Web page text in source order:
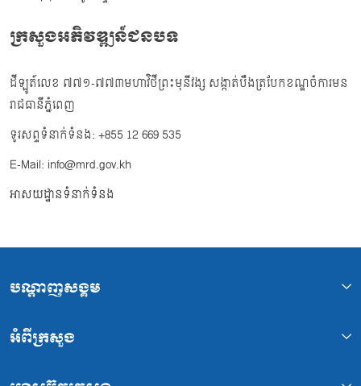
ក្រសួងអភិវឌ្ឍន៍ជនបទ
ដីឡូត៍លេខ ៧៧១-៧៧៣មហាវិថីព្រះមុនីវង្ស សង្កាត់បឹងត្របែកខណ្ឌចំការមន
រាជធានីភ្នំពេញ
ទូរសព្ទទំនាក់ទំនង: +855 12 669 535
E-Mail: info@mrd.gov.kh
អាសយដ្ឋានទំនាក់ទំនង
បណ្ដាញសង្គម
អំពីក្រសួង